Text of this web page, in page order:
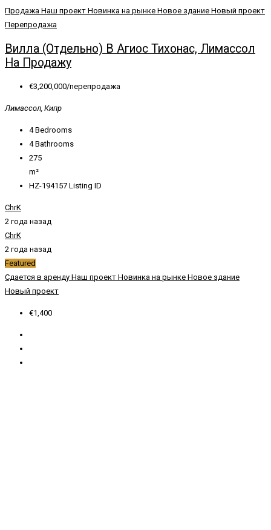
Продажа Наш проект Новинка на рынке Новое здание Новый проект
Перепродажа
Вилла (Отдельно) В Агиос Тихонас, Лимассол
На Продажу
€3,200,000/перепродажа
Лимассол, Кипр
4Bedrooms
4Bathrooms
275
m²
HZ-194157 Listing ID
ChrK
2 года назад
ChrK
2 года назад
Featured
Сдается в аренду Наш проект Новинка на рынке Новое здание
Новый проект
€1,400